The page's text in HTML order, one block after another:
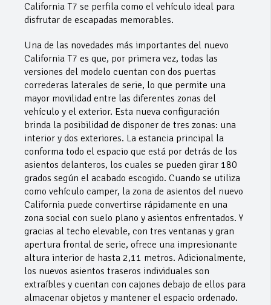
California T7 se perfila como el vehículo ideal para
disfrutar de escapadas memorables.
Una de las novedades más importantes del nuevo
California T7 es que, por primera vez, todas las
versiones del modelo cuentan con dos puertas
correderas laterales de serie, lo que permite una
mayor movilidad entre las diferentes zonas del
vehículo y el exterior. Esta nueva configuración
brinda la posibilidad de disponer de tres zonas: una
interior y dos exteriores. La estancia principal la
conforma todo el espacio que está por detrás de los
asientos delanteros, los cuales se pueden girar 180
grados según el acabado escogido. Cuando se utiliza
como vehículo camper, la zona de asientos del nuevo
California puede convertirse rápidamente en una
zona social con suelo plano y asientos enfrentados. Y
gracias al techo elevable, con tres ventanas y gran
apertura frontal de serie, ofrece una impresionante
altura interior de hasta 2,11 metros. Adicionalmente,
los nuevos asientos traseros individuales son
extraíbles y cuentan con cajones debajo de ellos para
almacenar objetos y mantener el espacio ordenado.